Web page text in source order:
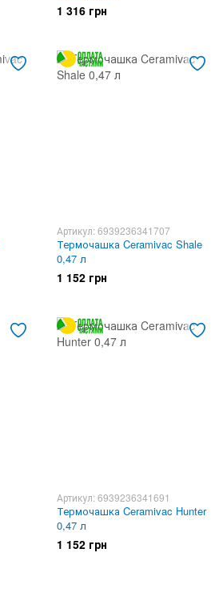
1 316 грн
Артикул: 6939236341707
Термочашка Ceramivac Shale
0,47 л
1 152 грн
Артикул: 6939236341691
Термочашка Ceramivac Hunter
0,47 л
1 152 грн